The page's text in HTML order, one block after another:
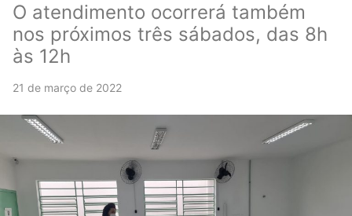
O atendimento ocorrerá também
nos próximos três sábados, das 8h
às 12h
21 de março de 2022